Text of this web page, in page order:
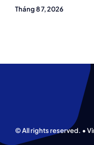
Tháng 8 7, 2026
© All rights reserved. •